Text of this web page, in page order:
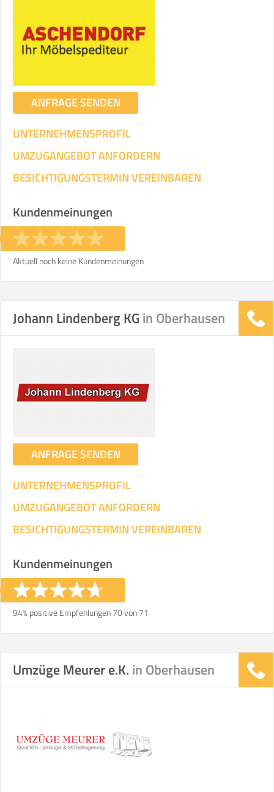
ANFRAGE SENDEN
UNTERNEHMENSPROFIL
UMZUGANGEBOT ANFORDERN
BESICHTIGUNGSTERMIN VEREINBAREN
Kundenmeinungen
Aktuell noch keine Kundenmeinungen
Johann Lindenberg KGin Oberhausen
ANFRAGE SENDEN
UNTERNEHMENSPROFIL
UMZUGANGEBOT ANFORDERN
BESICHTIGUNGSTERMIN VEREINBAREN
Kundenmeinungen
94% positive Empfehlungen 70 von 71
Umzüge Meurer e.K. in Oberhausen